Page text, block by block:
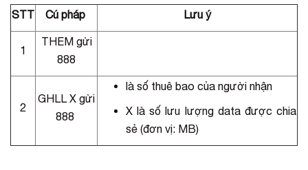
STT Cú pháp Lưu ý
1
THEM gửi
888
2
GHLL X gửi
888
là số thuê bao của người nhận
X là số lưu lượng data được chia
sẻ (đơn vị: MB)